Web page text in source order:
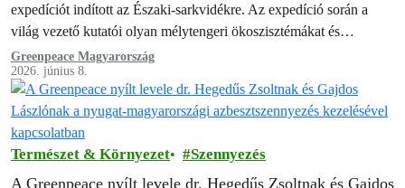
expedíciót indított az Északi-sarkvidékre. Az expedíció során a
világ vezető kutatói olyan mélytengeri ökoszisztémákat és
területeket tártak fel, amelyek mindezidáig rejtve voltak az
ember…
Greenpeace Magyarország
2026. június 8.
Természet & Környezet Szennyezés
A Greenpeace nyílt levele dr. Hegedűs Zsoltnak és Gajdos